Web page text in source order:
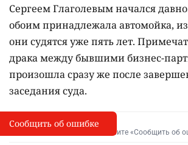
Сергеем Глаголевым начался
обоим принадлежала автомойка,
они судятся уже пять лет.
драка между бывшими бизнес-
произошла сразу же после
заседания суда.
I
Сообщить об опечатке
Выделите фрагмент и нажмите «Сообщить об
Сообщить об ошибке